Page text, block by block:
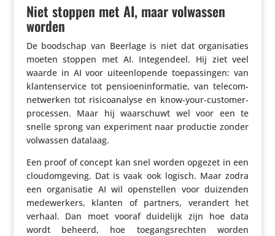
Niet stoppen met AI, maar volwassen
worden
De boodschap van Beerlage is niet dat orga­ni­sa­ties
moeten stoppen met AI. Inte­gen­deel. Hij ziet veel
waarde in AI voor uiteen­lo­pende toepas­singen: van
klan­ten­ser­vice tot pensi­oen­in­for­matie, van tele­com­
net­werken tot risi­co­ana­lyse en know-your-custo­mer­
pro­cessen. Maar hij waar­schuwt wel voor een te
snelle sprong van expe­ri­ment naar productie zonder
volwassen datalaag.
Een proof of concept kan snel worden opgezet in een
cloudom­ge­ving. Dat is vaak ook logisch. Maar zodra
een orga­ni­satie AI wil open­stellen voor duizenden
mede­wer­kers, klanten of partners, verandert het
verhaal. Dan moet vooraf duidelijk zijn hoe data
wordt beheerd, hoe toegangs­rechten worden